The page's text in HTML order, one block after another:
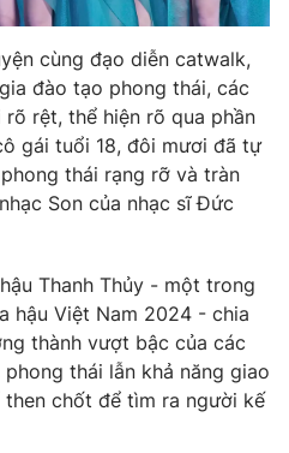
cùng đạo diễn catwalk,
đào tạo phong thái, các
rệt, thể hiện rõ qua phần
gái tuổi 18, đôi mươi đã tự
thái rạng rỡ và tràn
Son của nhạc sĩ Đức
Thanh Thủy - một trong
hậu Việt Nam 2024 - chia
thành vượt bậc của các
thái lẫn khả năng giao
chốt để tìm ra người kế